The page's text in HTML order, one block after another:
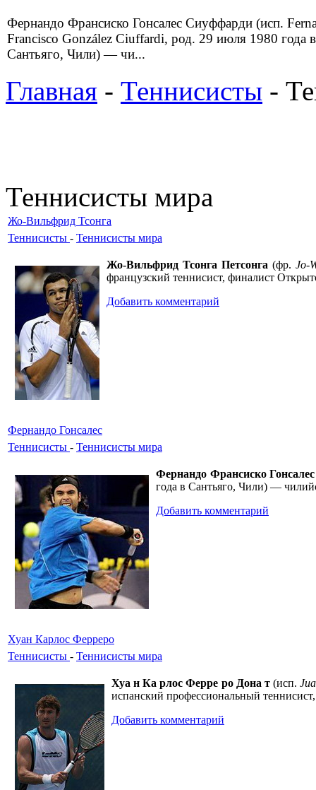
Фернандо Франсиско Гонсалес Сиуффарди (исп.
Francisco González Ciuffardi, род. 29 июля 1980 года в
Сантьяго, Чили) — чи...
Главная - Теннисисты -
Теннисисты мира
Жо-Вильфрид Тсонга
Теннисисты - Теннисисты мира
Жо-Вильфрид Тсонга Петсонга (фр. Jo-
французский теннисист, финалист
Добавить комментарий
Фернандо Гонсалес
Теннисисты - Теннисисты мира
Фернандо Франсиско
года в Сантьяго, Чили) —
Добавить комментарий
Хуан Карлос Ферреро
Теннисисты - Теннисисты мира
Хуа н Ка рлос Ферре ро Дона т(исп.
испанский профессиональный
Добавить комментарий